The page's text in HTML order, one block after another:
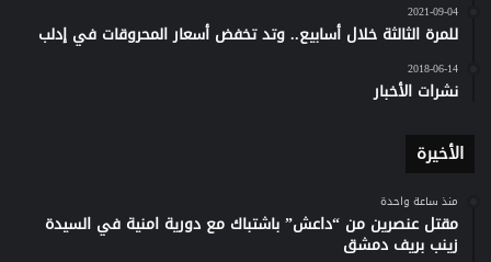
2021-09-04
للمرة الثالثة خلال أسابيع.. وتد تخفض أسعار المحروقات في إدلب
2018-06-14
نشرات الأخبار
الأخيرة
منذ ساعة واحدة
مقتل عنصرين من “داعش” باشتباك مع دورية امنية في السيدة
زينب بريف دمشق